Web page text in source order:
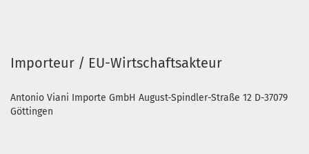
Importeur / EU-Wirtschaftsakteur
Antonio Viani Importe GmbH August-Spindler-Straße 12 D-37079
Göttingen